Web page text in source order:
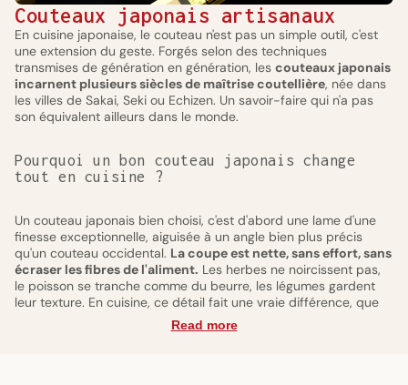
Couteaux japonais artisanaux
En cuisine japonaise, le couteau n'est pas un simple outil, c'est
une extension du geste. Forgés selon des techniques
transmises de génération en génération, les couteaux japonais
incarnent plusieurs siècles de maîtrise coutellière, née dans
les villes de Sakai, Seki ou Echizen. Un savoir-faire qui n'a pas
son équivalent ailleurs dans le monde.
Pourquoi un bon couteau japonais change
tout en cuisine ?
Un couteau japonais bien choisi, c'est d'abord une lame d'une
finesse exceptionnelle, aiguisée à un angle bien plus précis
qu'un couteau occidental. La coupe est nette, sans effort, sans
écraser les fibres de l'aliment. Les herbes ne noircissent pas,
le poisson se tranche comme du beurre, les légumes gardent
leur texture. En cuisine, ce détail fait une vraie différence, que
vous soyez cuisinier du dimanche ou passionné exigeant.
Read more